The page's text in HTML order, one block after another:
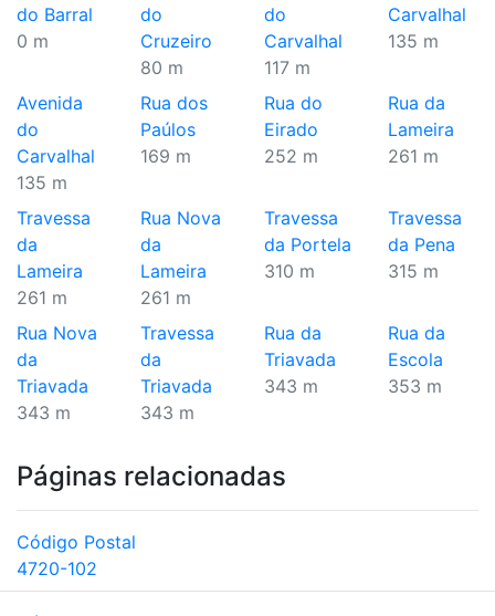
do Barral
0 m
do
Cruzeiro
80 m
do
Carvalhal
117 m
Carvalhal
135 m
Avenida
do
Carvalhal
135 m
Rua dos
Paúlos
169 m
Rua do
Eirado
252 m
Rua da
Lameira
261 m
Travessa
da
Lameira
261 m
Rua Nova
da
Lameira
261 m
Travessa
da Portela
310 m
Travessa
da Pena
315 m
Rua Nova
da
Triavada
343 m
Travessa
da
Triavada
343 m
Rua da
Triavada
343 m
Rua da
Escola
353 m
Páginas relacionadas
Código Postal
4720-102